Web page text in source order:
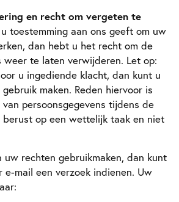
en recht om vergeten te
toestemming aan ons geeft om uw
dan hebt u het recht om de
weer te laten verwijderen. Let op:
u ingediende klacht, dan kunt u
maken. Reden hiervoor is
persoonsgegevens tijdens de
berust op een wettelijk taak en niet
uw rechten gebruikmaken, dan kunt
mail een verzoek indienen. Uw